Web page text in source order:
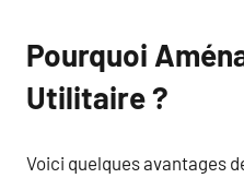
Pourquoi
Utilitaire ?
Voici quelques avantages